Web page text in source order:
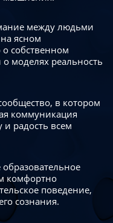
между людьми
ясном
собственном
моделях реальность
в котором
коммуникация
и радость всем
комфортно
поведение,
сознания.